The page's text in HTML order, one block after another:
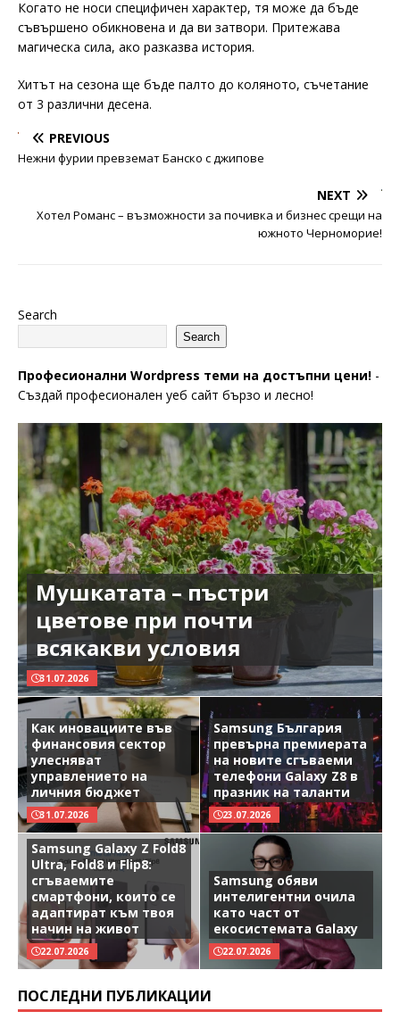
Когато не носи специфичен характер, тя може да бъде
съвършено обикновена и да ви затвори. Притежава
магическа сила, ако разказва история.
Хитът на сезона ще бъде палто до коляното, съчетание
от 3 различни десена.
PREVIOUS
Нежни фурии превземат Банско с джипове
NEXT
Хотел Романс – възможности за почивка и бизнес срещи на
южното Черноморие!
Search
Search
Професионални Wordpress теми на достъпни цени! -
Създай професионален уеб сайт бързо и лесно!
Мушкатата – пъстри
цветове при почти
всякакви условия
31.07.2026
Как иновациите във
финансовия сектор
улесняват
управлението на
личния бюджет
31.07.2026
Samsung България
превърна премиерата
на новите сгъваеми
телефони Galaxy Z8 в
празник на таланти
23.07.2026
Samsung Galaxy Z Fold8
Ultra, Fold8 и Flip8:
сгъваемите
смартфони, които се
адаптират към твоя
начин на живот
22.07.2026
Samsung обяви
интелигентни очила
като част от
екосистемата Galaxy
22.07.2026
ПОСЛЕДНИ ПУБЛИКАЦИИ